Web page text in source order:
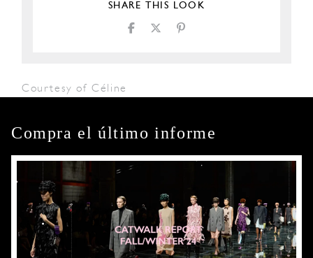
SHARE THIS LOOK
Courtesy of Céline
Compra el último informe